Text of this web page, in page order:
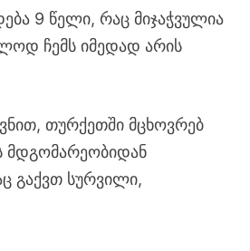
9 წელი, რაც მიჯაჭვულია
ჩემს იმედად არის
თურქეთში მცხოვრებ
მდგომარეობიდან
გაქვთ სურვილი,